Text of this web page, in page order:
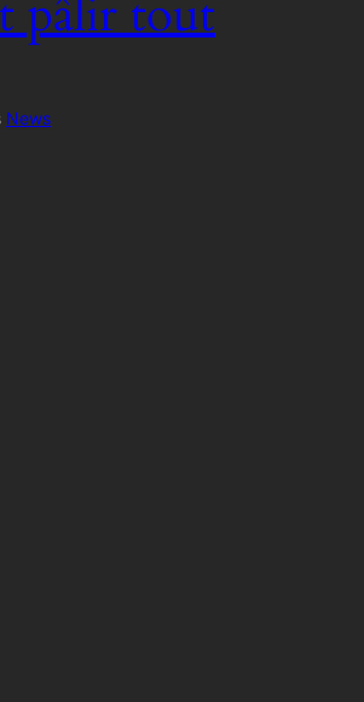
pâlir tout
News